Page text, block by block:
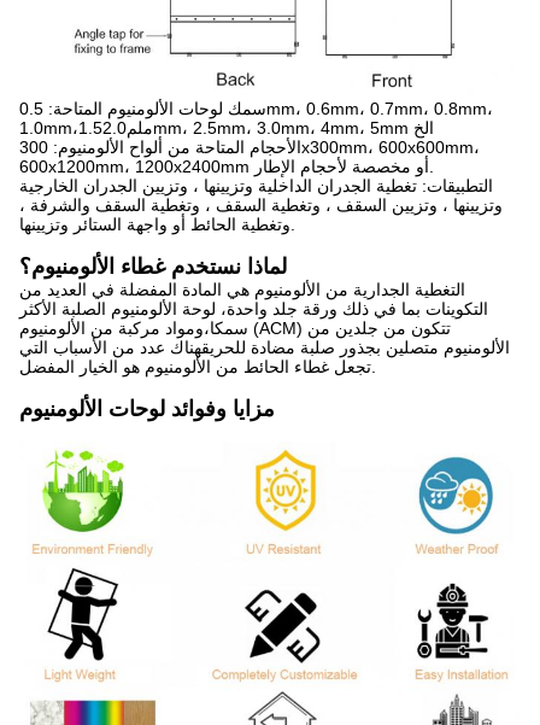
سمك لوحات الألومنيوم المتاحة: 0.5mm، 0.6mm، 0.7mm، 0.8mm،
1.0mm،1.5ملم2.0mm، 2.5mm، 3.0mm، 4mm، 5mm الخ
الأحجام المتاحة من ألواح الألومنيوم: 300x300mm، 600x600mm،
التطبيقات: تغطية الجدران الداخلية وتزيينها ، وتزيين الجدران الخارجية
وتزيينها ، وتزيين السقف ، وتغطية السقف ، وتغطية السقف والشرفة ،
لماذا نستخدم غطاء الألومنيوم؟
التغطية الجدارية من الألومنيوم هي المادة المفضلة في العديد من
التكوينات بما في ذلك ورقة جلد واحدة، لوحة الألومنيوم الصلبة الأكثر
سمكا،ومواد مركبة من الألومنيوم (ACM) تتكون من جلدين من
الألومنيوم متصلين بجذور صلبة مضادة للحريقهناك عدد من الأسباب التي
مزايا وفوائد لوحات الألومنيوم